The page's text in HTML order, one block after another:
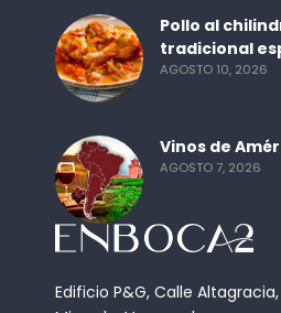
Edificio P&G, Calle
Pollo al
tradicional
AGOSTO 10, 2026
Vinos de
AGOSTO 7, 2026